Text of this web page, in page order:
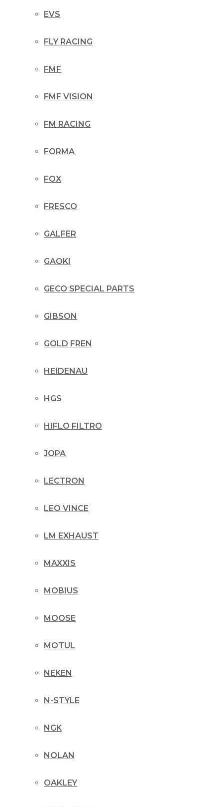
EVS
FLY RACING
FMF
FMF VISION
FM RACING
FORMA
FOX
FRESCO
GALFER
GAOKI
GECO SPECIAL PARTS
GIBSON
GOLD FREN
HEIDENAU
HGS
HIFLO FILTRO
JOPA
LECTRON
LEO VINCE
LM EXHAUST
MAXXIS
MOBIUS
MOOSE
MOTUL
NEKEN
N-STYLE
NGK
NOLAN
OAKLEY